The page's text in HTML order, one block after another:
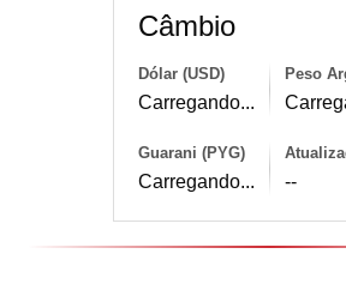
Câmbio
Dólar (USD)
Carregando...
Peso
Guarani (PYG)
Carregando... --